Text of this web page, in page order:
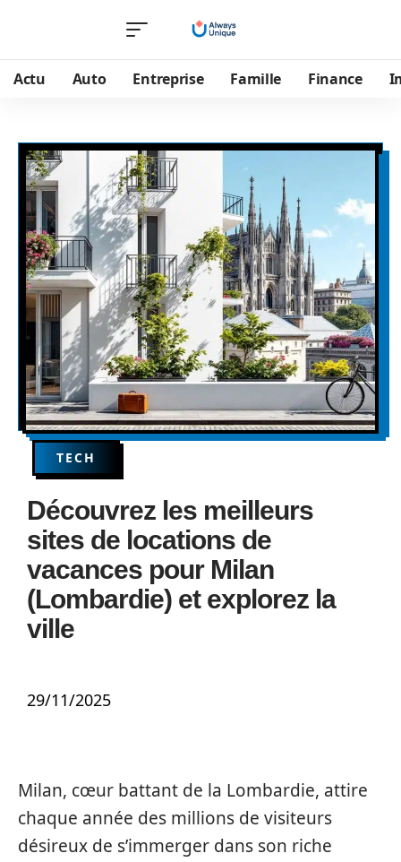
Actu Auto Entreprise Famille Finance
TECH
Découvrez les meilleurs
sites de locations de
vacances pour Milan
(Lombardie) et explorez la
ville
29/11/2025
Milan, cœur battant de la Lombardie, attire
chaque année des millions de visiteurs
désireux de s’immerger dans son riche